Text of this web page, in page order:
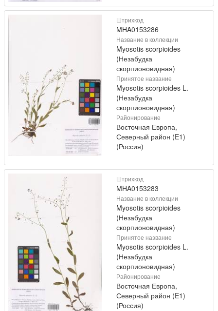
Штрихкод
MHA0153286
Название в коллекции
Myosotis scorpioides
(Незабудка
скорпионовидная)
Принятое название
Myosotis scorpioides L.
(Незабудка
скорпионовидная)
Районирование
Восточная Европа,
Северный район (E1)
(Россия)
Штрихкод
MHA0153283
Название в коллекции
Myosotis scorpioides
(Незабудка
скорпионовидная)
Принятое название
Myosotis scorpioides L.
(Незабудка
скорпионовидная)
Районирование
Восточная Европа,
Северный район (E1)
(Россия)